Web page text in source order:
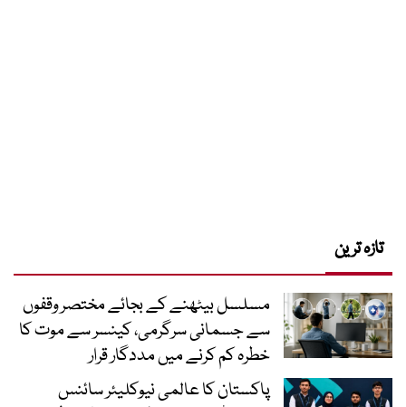
تازہ ترین
مسلسل بیٹھنے کے بجائے مختصر وقفوں
سے جسمانی سرگرمی، کینسر سے موت کا
خطرہ کم کرنے میں مددگار قرار
پاکستان کا عالمی نیوکلیئر سائنس